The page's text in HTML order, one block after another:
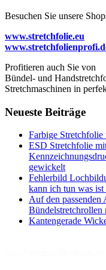
Besuchen Sie unsere
www.stretchfolie.eu
Profitieren auch Sie von
Bündel- und
Stretchmaschinen in
Neueste Beiträge
Farbige Stretchfolie
ESD Stretchfolie
gewickelt
Fehlerbild
kann ich tun was ist
Auf den
Kantengerade